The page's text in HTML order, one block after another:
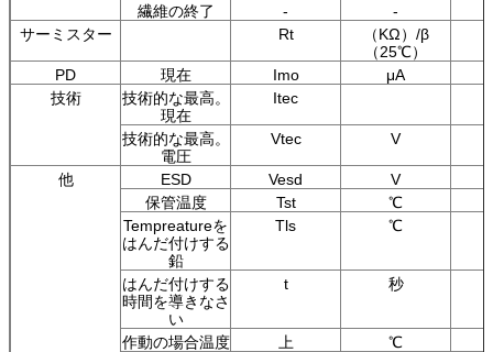
繊維の終了
-
-
サーミスター
Rt
（KΩ）/β
（25℃）
PD
現在 Imo μA
技術
技術的な最高。
現在
Itec
技術的な最高。
電圧
Vtec V
他 ESD Vesd
V
保管温度
Tst
℃
Tempreatureを
はんだ付けする
鉛
Tls ℃
はんだ付けする
時間を導きなさ
い
t 秒
作動の場合温度 上
℃